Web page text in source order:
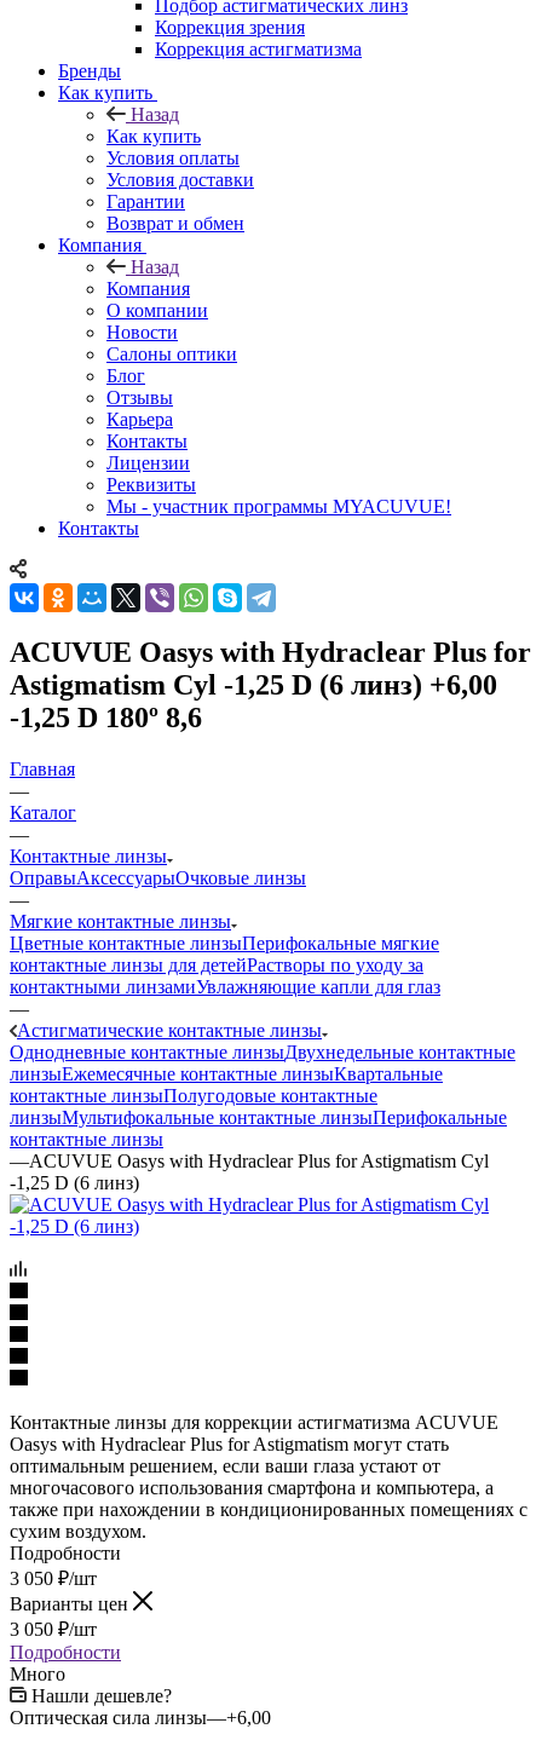
Подбор астигматических линз
Коррекция зрения
Коррекция астигматизма
Бренды
Как купить
Назад
Как купить
Условия оплаты
Условия доставки
Гарантии
Возврат и обмен
Компания
Назад
Компания
О компании
Новости
Салоны оптики
Блог
Отзывы
Карьера
Контакты
Лицензии
Реквизиты
Мы - участник программы MYACUVUE!
Контакты
ACUVUE Oasys with Hydraclear Plus for
Astigmatism Cyl -1,25 D (6 линз) +6,00
-1,25 D 180º 8,6
Главная
—
Каталог
—
Контактные линзы
ОправыАксессуарыОчковые линзы
—
Мягкие контактные линзы
Цветные контактные линзыПерифокальные мягкие
контактные линзы для детейРастворы по уходу за
контактными линзамиУвлажняющие капли для глаз
—
Астигматические контактные линзы
Однодневные контактные линзыДвухнедельные контактные
линзыЕжемесячные контактные линзыКвартальные
контактные линзыПолугодовые контактные
линзыМультифокальные контактные линзыПерифокальные
контактные линзы
—ACUVUE Oasys with Hydraclear Plus for Astigmatism Cyl
-1,25 D (6 линз)
Контактные линзы для коррекции астигматизма ACUVUE
Oasys with Hydraclear Plus for Astigmatism могут стать
оптимальным решением, если ваши глаза устают от
многочасового использования смартфона и компьютера, а
также при нахождении в кондиционированных помещениях с
сухим воздухом.
Подробности
3 050 ₽/шт
Варианты цен
3 050 ₽/шт
Подробности
Много
Нашли дешевле?
Оптическая сила линзы—+6,00